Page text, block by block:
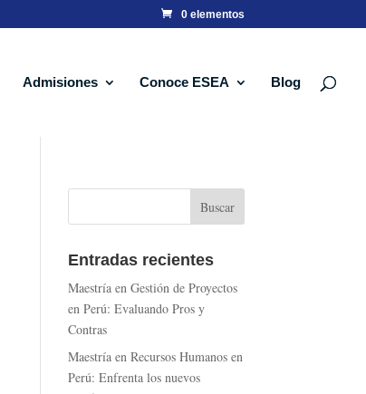
0 elementos
Admisiones Conoce ESEA Blog
Entradas recientes
Maestría en Gestión de Proyectos
en Perú: Evaluando Pros y
Contras
Maestría en Recursos Humanos en
Perú: Enfrenta los nuevos